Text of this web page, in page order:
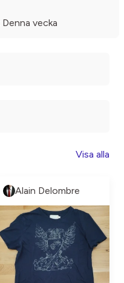
Denna vecka
Visa alla
Alain Delombre